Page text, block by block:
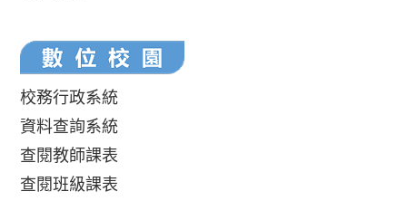
校務行政系統
資料查詢系統
查閱教師課表
查閱班級課表